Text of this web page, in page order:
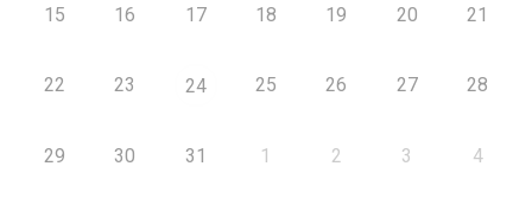
15 16 17 18 19 20 21
22 23 24 25 26 27 28
29 30 31 1 2 3 4